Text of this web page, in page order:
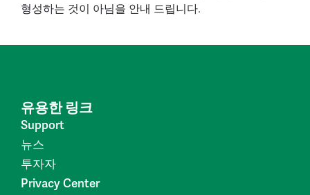
형성하는 것이 아님을 안내 드립니다.
유용한 링크
Support
뉴스
투자자
Privacy Center